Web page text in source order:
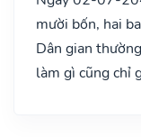
mười bốn, hai
Dân gian
làm gì cũng chỉ